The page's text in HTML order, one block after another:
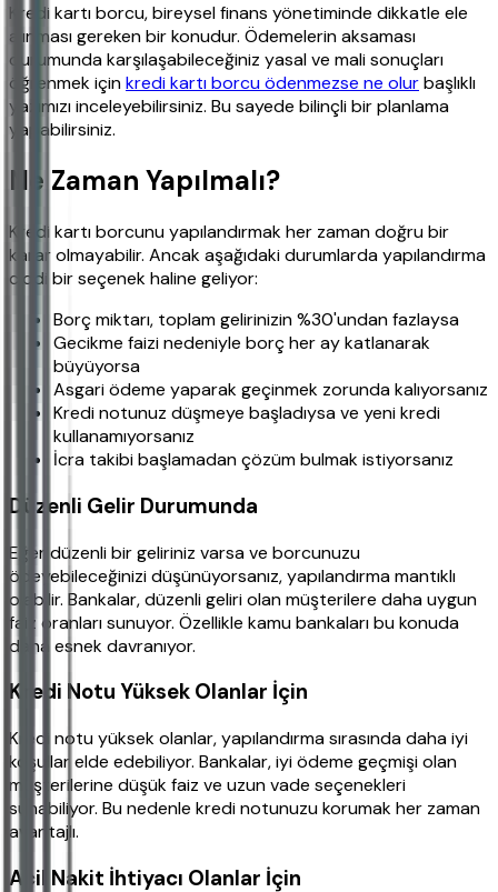
Kredi kartı borcu, bireysel finans yönetiminde dikkatle ele
alınması gereken bir konudur. Ödemelerin aksaması
durumunda karşılaşabileceğiniz yasal ve mali sonuçları
öğrenmek içinkredi kartı borcu ödenmezse ne olurbaşlıklı
yazımızı inceleyebilirsiniz. Bu sayede bilinçli bir planlama
yapabilirsiniz.
Ne Zaman Yapılmalı?
Kredi kartı borcunu yapılandırmak her zaman doğru bir
karar olmayabilir. Ancak aşağıdaki durumlarda yapılandırma
ciddi bir seçenek haline geliyor:
Borç miktarı, toplam gelirinizin %30'undan fazlaysa
Gecikme faizi nedeniyle borç her ay katlanarak
büyüyorsa
Asgari ödeme yaparak geçinmek zorunda kalıyorsanız
Kredi notunuz düşmeye başladıysa ve yeni kredi
kullanamıyorsanız
İcra takibi başlamadan çözüm bulmak istiyorsanız
Düzenli Gelir Durumunda
Eğer düzenli bir geliriniz varsa ve borcunuzu
ödeyebileceğinizi düşünüyorsanız, yapılandırma mantıklı
olabilir. Bankalar, düzenli geliri olan müşterilere daha uygun
faiz oranları sunuyor. Özellikle kamu bankaları bu konuda
daha esnek davranıyor.
Kredi Notu Yüksek Olanlar İçin
Kredi notu yüksek olanlar, yapılandırma sırasında daha iyi
koşullar elde edebiliyor. Bankalar, iyi ödeme geçmişi olan
müşterilerine düşük faiz ve uzun vade seçenekleri
sunabiliyor. Bu nedenle kredi notunuzu korumak her zaman
avantajlı.
Acil Nakit İhtiyacı Olanlar İçin